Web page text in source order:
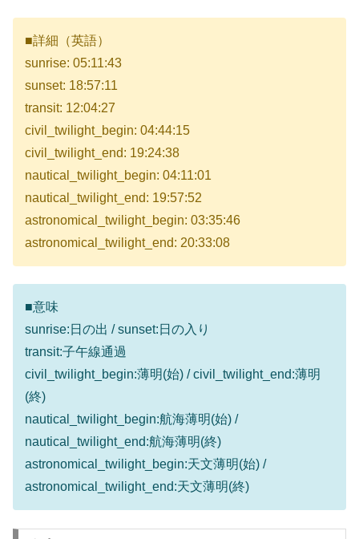
■詳細（英語）
sunrise: 05:11:43
sunset: 18:57:11
transit: 12:04:27
civil_twilight_begin: 04:44:15
civil_twilight_end: 19:24:38
nautical_twilight_begin: 04:11:01
nautical_twilight_end: 19:57:52
astronomical_twilight_begin: 03:35:46
astronomical_twilight_end: 20:33:08
■意味
sunrise:日の出 / sunset:日の入り
transit:子午線通過
civil_twilight_begin:薄明(始) / civil_twilight_end:薄明
(終)
nautical_twilight_begin:航海薄明(始) /
nautical_twilight_end:航海薄明(終)
astronomical_twilight_begin:天文薄明(始) /
astronomical_twilight_end:天文薄明(終)